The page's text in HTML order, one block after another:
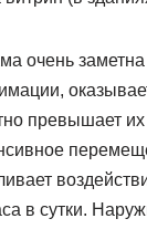
очень
превышает
в сутки.